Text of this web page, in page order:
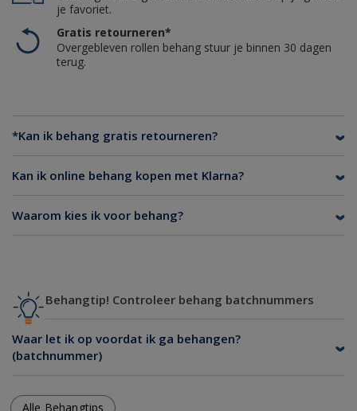
je favoriet.
Gratis retourneren*
Overgebleven rollen behang stuur je binnen 30 dagen
terug.
*Kan ik behang gratis retourneren?
Kan ik online behang kopen met Klarna?
Waarom kies ik voor behang?
Behangtip! Controleer behang batchnummers
Waar let ik op voordat ik ga behangen?
(batchnummer)
Alle Behangtips